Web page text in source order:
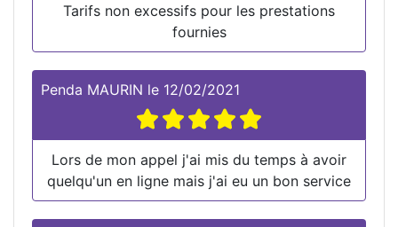
Tarifs non excessifs pour les prestations
fournies
Penda MAURIN le 12/02/2021
Lors de mon appel j'ai mis du temps à avoir
quelqu'un en ligne mais j'ai eu un bon service